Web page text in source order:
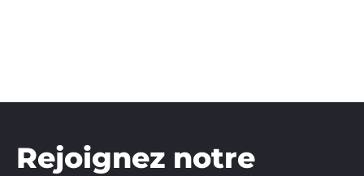
Rejoignez notre